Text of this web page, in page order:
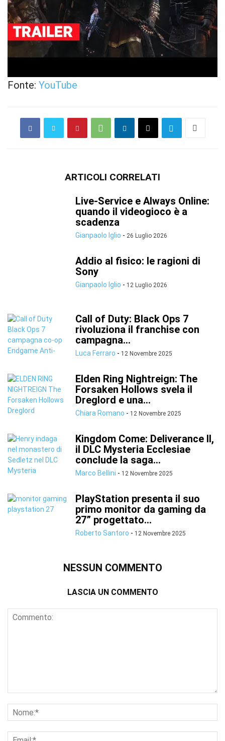
Fonte: YouTube
ARTICOLI CORRELATI
Live-Service e Always Online:
quando il videogioco è a
scadenza
Gianpaolo Iglio - 26 Luglio 2026
Addio al fisico: le ragioni di
Sony
Gianpaolo Iglio - 12 Luglio 2026
Call of Duty: Black Ops 7
rivoluziona il franchise con
campagna...
Luca Ferraro - 12 Novembre 2025
Elden Ring Nightreign: The
Forsaken Hollows svela il
Dreglord e una...
Chiara Romano - 12 Novembre 2025
Kingdom Come: Deliverance II,
il DLC Mysteria Ecclesiae
conclude la saga...
Marco Bellini - 12 Novembre 2025
PlayStation presenta il suo
primo monitor da gaming da
27” progettato...
Roberto Santoro - 12 Novembre 2025
NESSUN COMMENTO
LASCIA UN COMMENTO